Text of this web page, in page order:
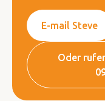
E-mail Steve
Oder